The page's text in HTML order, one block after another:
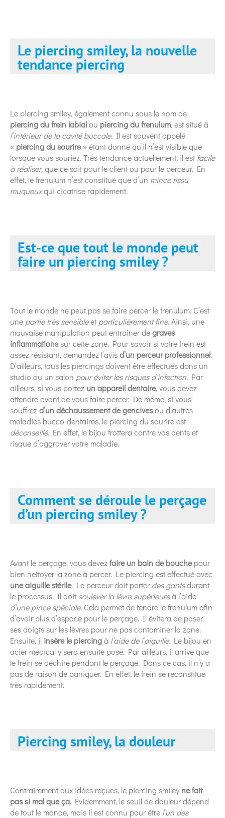
Le piercing smiley, la nouvelle
tendance piercing
Le piercing smiley, également connu sous le nom de
piercing du frein labialou piercing du frenulum, est situé à
l’intérieur de la cavité buccale. Il est souvent appelé
« piercing du sourire» étant donné qu’il n’est visible que
lorsque vous souriez. Très tendance actuellement, il estfacile
à réaliser, que ce soit pour le client ou pour le perceur. En
effet, le frenulum n’est constitué que d’un mince tissu
muqueuxqui cicatrise rapidement.
Est-ce que tout le monde peut
faire un piercing smiley ?
Tout le monde ne peut pas se faire percer le frenulum. C’est
une partie très sensibleetparticulièrement fine. Ainsi, une
mauvaise manipulation peut entraîner degraves
inflammationssur cette zone. Pour savoir si votre frein est
assez résistant, demandez l’avisd’un perceur professionnel.
D’ailleurs, tous les piercings doivent être effectués dans un
studio ou un salon pour éviter les risques d’infection. Par
ailleurs, si vous portez un appareil dentaire, vous devez
attendre avant de vous faire percer. De même, si vous
souffrez d’un déchaussement de gencivesou d’autres
maladies bucco-dentaires, le piercing du sourire est
déconseillé. En effet, le bijou frottera contre vos dents et
risque d’aggraver votre maladie.
Comment se déroule le perçage
d’un piercing smiley ?
Avant le perçage, vous devez faire un bain de bouchepour
bien nettoyer la zone à percer. Le piercing est effectué avec
une aiguille stérile. Le perceur doit porterdes gantsdurant
le processus. Il doitsoulever la lèvre supérieureà l’aide
d’une pince spéciale. Cela permet de tendre le frenulum afin
d’avoir plus d’espace pour le perçage. Il évitera de poser
ses doigts sur les lèvres pour ne pas contaminer la zone.
Ensuite, il insère le piercingà l’aide de l’aiguille. Le bijou en
acier médical y sera ensuite posé. Par ailleurs, il arrive que
le frein se déchire pendant le perçage. Dans ce cas, il n’y a
pas de raison de paniquer. En effet, le frein se reconstitue
très rapidement.
Piercing smiley, la douleur
Contrairement aux idées reçues, le piercing smiley ne fait
pas si mal que ça. Évidemment, le seuil de douleur dépend
de tout le monde, mais il est connu pour être l’un des